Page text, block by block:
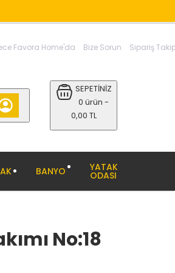
Favora Home'da Bize Sorun Sipariş
SEPETİNİZ
0 ürün -
0,00 TL
BANYO YATAK
ODASI
No:18